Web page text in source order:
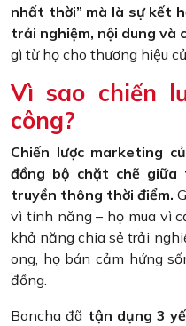
nhất thời” mà là sự kết
trải nghiệm, nội dung và
gì từ họ cho thương hiệu
Vì sao chiến
công?
Chiến lược marketing
đồng bộ chặt chẽ giữa
truyền thông thời điểm.
vì tính năng – họ mua vì
khả năng chia sẻ trải
ong, họ bán cảm hứng
đồng.
Boncha đã tận dụng 3